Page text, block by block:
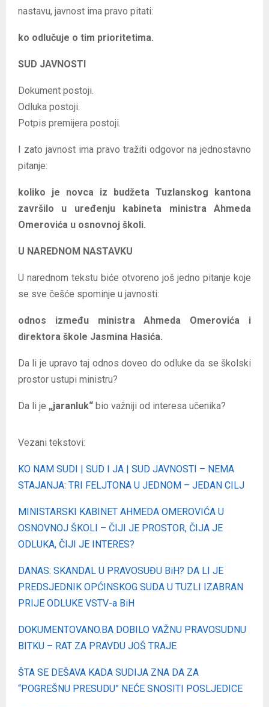
nastavu, javnost ima pravo pitati:
ko odlučuje o tim prioritetima.
SUD JAVNOSTI
Dokument postoji.
Odluka postoji.
Potpis premijera postoji.
I zato javnost ima pravo tražiti odgovor na jednostavno
pitanje:
koliko je novca iz budžeta Tuzlanskog kantona
završilo u uređenju kabineta ministra Ahmeda
Omerovića u osnovnoj školi.
U NAREDNOM NASTAVKU
U narednom tekstu biće otvoreno još jedno pitanje koje
se sve češće spominje u javnosti:
odnos između ministra Ahmeda Omerovića i
direktora škole Jasmina Hasića.
Da li je upravo taj odnos doveo do odluke da se školski
prostor ustupi ministru?
Da li je „jaranluk“ bio važniji od interesa učenika?
Vezani tekstovi:
KO NAM SUDI | SUD I JA | SUD JAVNOSTI – NEMA
STAJANJA: TRI FELJTONA U JEDNOM – JEDAN CILJ
MINISTARSKI KABINET AHMEDA OMEROVIĆA U
OSNOVNOJ ŠKOLI – ČIJI JE PROSTOR, ČIJA JE
ODLUKA, ČIJI JE INTERES?
DANAS: SKANDAL U PRAVOSUĐU BiH? DA LI JE
PREDSJEDNIK OPĆINSKOG SUDA U TUZLI IZABRAN
PRIJE ODLUKE VSTV-a BiH
DOKUMENTOVANO.BA DOBILO VAŽNU PRAVOSUDNU
BITKU – RAT ZA PRAVDU JOŠ TRAJE
ŠTA SE DEŠAVA KADA SUDIJA ZNA DA ZA
“POGREŠNU PRESUDU” NEĆE SNOSITI POSLJEDICE